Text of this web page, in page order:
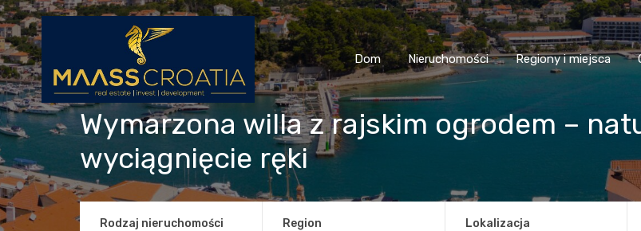
Dom Nieruchomości Regiony i miejsca
Dom Nieruchomości Regiony i miejsca
Wymarzona willa z rajskim ogrodem –
wyciągnięcie ręki
Rodzaj nieruchomości Region Lokalizacja